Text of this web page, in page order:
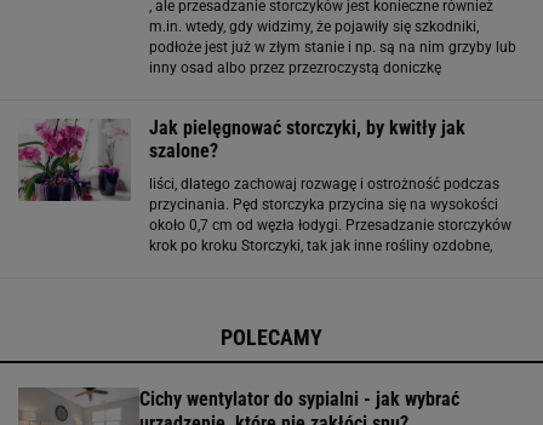
, ale przesadzanie storczyków jest konieczne również
m.in. wtedy, gdy widzimy, że pojawiły się szkodniki,
podłoże jest już w złym stanie i np. są na nim grzyby lub
inny osad albo przez przezroczystą doniczkę
Jak pielęgnować storczyki, by kwitły jak
szalone?
liści, dlatego zachowaj rozwagę i ostrożność podczas
przycinania. Pęd storczyka przycina się na wysokości
około 0,7 cm od węzła łodygi. Przesadzanie storczyków
krok po kroku Storczyki, tak jak inne rośliny ozdobne,
POLECAMY
Cichy wentylator do sypialni - jak wybrać